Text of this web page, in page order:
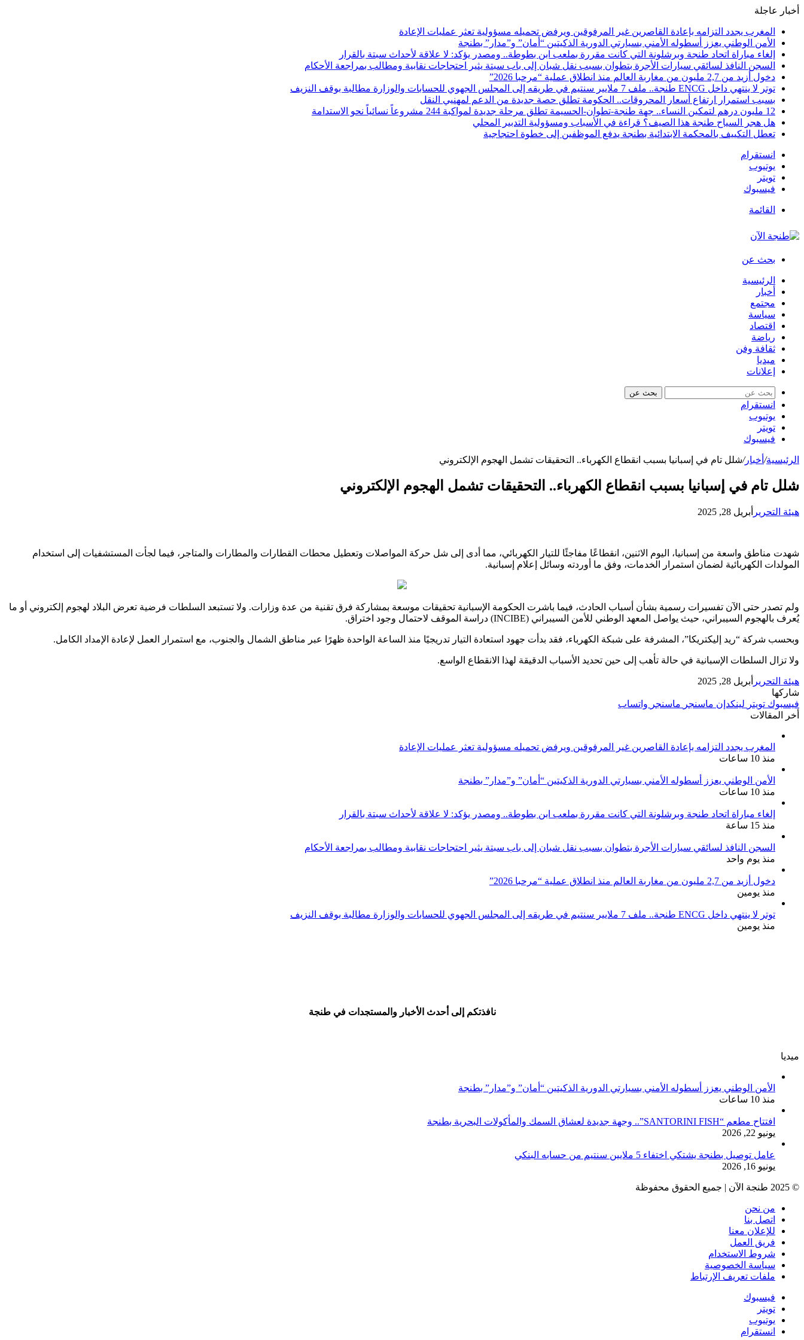
أخبار عاجلة
المغرب يجدد التزامه بإعادة القاصرين غير المرفوقين ويرفض تحميله مسؤولية تعثر عمليات الإعادة
الأمن الوطني يعزز أسطوله الأمني بسيارتي الدورية الذكيتين “أمان” و”مدار” بطنجة
إلغاء مباراة اتحاد طنجة وبرشلونة التي كانت مقررة بملعب ابن بطوطة.. ومصدر يؤكد: لا علاقة لأحداث سبتة بالقرار
السجن النافذ لسائقي سيارات الأجرة بتطوان بسبب نقل شبان إلى باب سبتة يثير احتجاجات نقابية ومطالب بمراجعة الأحكام
دخول أزيد من 2,7 مليون من مغاربة العالم منذ انطلاق عملية “مرحبا 2026”
توتر لا ينتهي داخل ENCG طنجة.. ملف 7 ملايير سنتيم في طريقه إلى المجلس الجهوي للحسابات والوزارة مطالبة بوقف النزيف
بسبب استمرار ارتفاع أسعار المحروقات.. الحكومة تطلق حصة جديدة من الدعم لمهنيي النقل
12 مليون درهم لتمكين النساء.. جهة طنجة-تطوان-الحسيمة تطلق مرحلة جديدة لمواكبة 244 مشروعاً نسائياً نحو الاستدامة
هل هجر السياح طنجة هذا الصيف؟ قراءة في الأسباب ومسؤولية التدبير المحلي
تعطل التكييف بالمحكمة الابتدائية بطنجة يدفع الموظفين إلى خطوة احتجاجية
انستقرام
يوتيوب
تويتر
فيسبوك
القائمة
بحث عن
الرئيسية
أخبار
مجتمع
سياسة
اقتصاد
رياضة
ثقافة وفن
ميديا
إعلانات
بحث عن
انستقرام
يوتيوب
تويتر
فيسبوك
الرئيسية/ أخبار/شلل تام في إسبانيا بسبب انقطاع الكهرباء.. التحقيقات تشمل الهجوم الإلكتروني
شلل تام في إسبانيا بسبب انقطاع الكهرباء.. التحقيقات تشمل الهجوم الإلكتروني
هيئة التحرير أبريل 28, 2025
شهدت مناطق واسعة من إسبانيا، اليوم الاثنين، انقطاعًا مفاجئًا للتيار الكهربائي، مما أدى إلى شل حركة المواصلات وتعطيل محطات القطارات والمطارات والمتاجر، فيما لجأت المستشفيات إلى استخدام
المولدات الكهربائية لضمان استمرار الخدمات، وفق ما أوردته وسائل إعلام إسبانية.
ولم تصدر حتى الآن تفسيرات رسمية بشأن أسباب الحادث، فيما باشرت الحكومة الإسبانية تحقيقات موسعة بمشاركة فرق تقنية من عدة وزارات. ولا تستبعد السلطات فرضية تعرض البلاد لهجوم إلكتروني أو ما
يُعرف بالهجوم السيبراني، حيث يواصل المعهد الوطني للأمن السيبراني (INCIBE) دراسة الموقف لاحتمال وجود اختراق.
وبحسب شركة “ريد إليكتريكا”، المشرفة على شبكة الكهرباء، فقد بدأت جهود استعادة التيار تدريجيًا منذ الساعة الواحدة ظهرًا عبر مناطق الشمال والجنوب، مع استمرار العمل لإعادة الإمداد الكامل.
ولا تزال السلطات الإسبانية في حالة تأهب إلى حين تحديد الأسباب الدقيقة لهذا الانقطاع الواسع.
هيئة التحرير أبريل 28, 2025
شاركها
فيسبوك تويتر لينكدإن ماسنجر ماسنجر واتساب
أخر المقالات
المغرب يجدد التزامه بإعادة القاصرين غير المرفوقين ويرفض تحميله مسؤولية تعثر عمليات الإعادة
منذ 10 ساعات
الأمن الوطني يعزز أسطوله الأمني بسيارتي الدورية الذكيتين “أمان” و”مدار” بطنجة
منذ 10 ساعات
إلغاء مباراة اتحاد طنجة وبرشلونة التي كانت مقررة بملعب ابن بطوطة.. ومصدر يؤكد: لا علاقة لأحداث سبتة بالقرار
منذ 15 ساعة
السجن النافذ لسائقي سيارات الأجرة بتطوان بسبب نقل شبان إلى باب سبتة يثير احتجاجات نقابية ومطالب بمراجعة الأحكام
منذ يوم واحد
دخول أزيد من 2,7 مليون من مغاربة العالم منذ انطلاق عملية “مرحبا 2026”
منذ يومين
توتر لا ينتهي داخل ENCG طنجة.. ملف 7 ملايير سنتيم في طريقه إلى المجلس الجهوي للحسابات والوزارة مطالبة بوقف النزيف
منذ يومين
نافذتكم إلى أحدث الأخبار والمستجدات في طنجة
ميديا
الأمن الوطني يعزز أسطوله الأمني بسيارتي الدورية الذكيتين “أمان” و”مدار” بطنجة
منذ 10 ساعات
افتتاح مطعم “SANTORINI FISH”.. وجهة جديدة لعشاق السمك والمأكولات البحرية بطنجة
يونيو 22, 2026
عامل توصيل بطنجة يشتكي اختفاء 5 ملايين سنتيم من حسابه البنكي
يونيو 16, 2026
© 2025 طنجة الآن | جميع الحقوق محفوظة
من نحن
اتصل بنا
للإعلان معنا
فريق العمل
شروط الاستخدام
سياسة الخصوصية
ملفات تعريف الإرتباط
فيسبوك
تويتر
يوتيوب
انستقرام